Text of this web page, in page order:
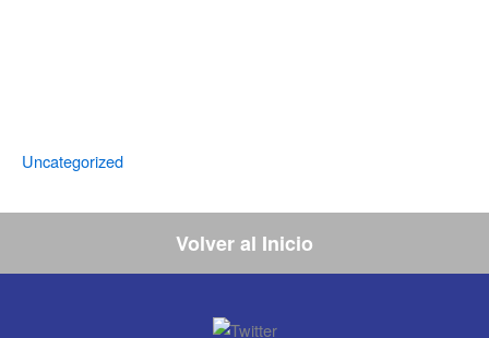
Uncategorized
Volver al Inicio